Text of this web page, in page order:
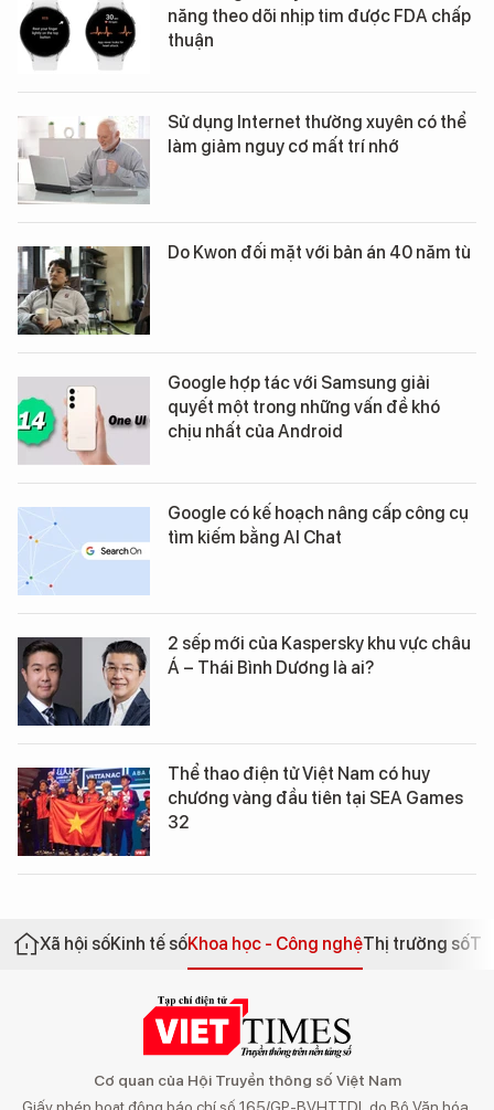
năng theo dõi nhịp tim được FDA chấp
thuận
Sử dụng Internet thường xuyên có thể
làm giảm nguy cơ mất trí nhớ
Do Kwon đối mặt với bản án 40 năm tù
Google hợp tác với Samsung giải
quyết một trong những vấn đề khó
chịu nhất của Android
Google có kế hoạch nâng cấp công cụ
tìm kiếm bằng AI Chat
2 sếp mới của Kaspersky khu vực châu
Á – Thái Bình Dương là ai?
Thể thao điện tử Việt Nam có huy
chương vàng đầu tiên tại SEA Games
32
Xã hội sốKinh tế sốKhoa học - Công nghệThị trường số
Cơ quan của Hội Truyền thông số Việt Nam